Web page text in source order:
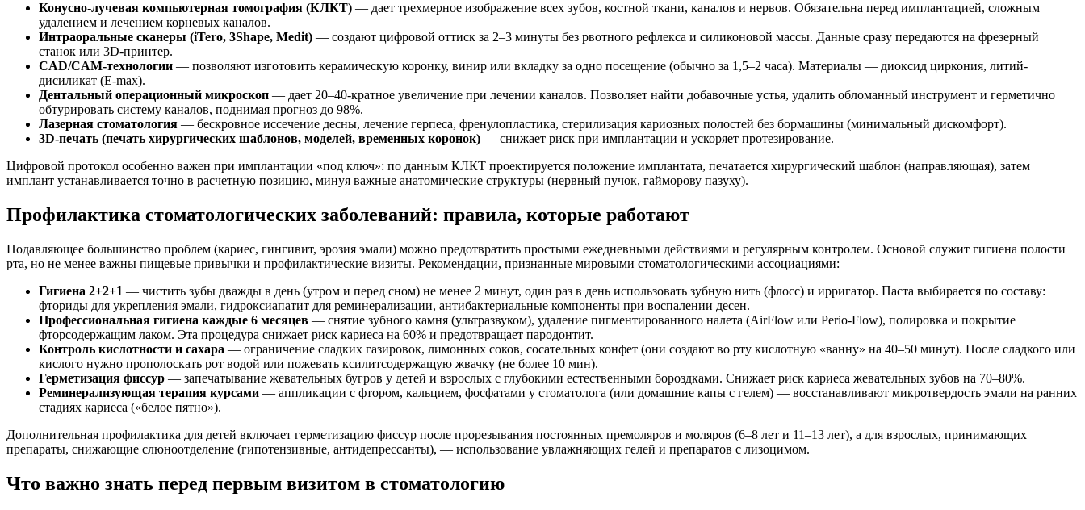
Конусно-лучевая компьютерная томография (КЛКТ) — дает трехмерное изображение всех зубов, костной ткани, каналов и нервов. Обязательна перед имплантацией, сложным
удалением и лечением корневых каналов.
Интраоральные сканеры (iTero, 3Shape, Medit) — создают цифровой оттиск за 2–3 минуты без рвотного рефлекса и силиконовой массы. Данные сразу передаются на фрезерный
станок или 3D-принтер.
CAD/CAM-технологии — позволяют изготовить керамическую коронку, винир или вкладку за одно посещение (обычно за 1,5–2 часа). Материалы — диоксид циркония, литий-
дисиликат (E-max).
Дентальный операционный микроскоп — дает 20–40-кратное увеличение при лечении каналов. Позволяет найти добавочные устья, удалить обломанный инструмент и герметично
обтурировать систему каналов, поднимая прогноз до 98%.
Лазерная стоматология — бескровное иссечение десны, лечение герпеса, френулопластика, стерилизация кариозных полостей без бормашины (минимальный дискомфорт).
3D-печать (печать хирургических шаблонов, моделей, временных коронок) — снижает риск при имплантации и ускоряет протезирование.
Цифровой протокол особенно важен при имплантации «под ключ»: по данным КЛКТ проектируется положение имплантата, печатается хирургический шаблон (направляющая), затем
имплант устанавливается точно в расчетную позицию, минуя важные анатомические структуры (нервный пучок, гайморову пазуху).
Профилактика стоматологических заболеваний: правила, которые работают
Подавляющее большинство проблем (кариес, гингивит, эрозия эмали) можно предотвратить простыми ежедневными действиями и регулярным контролем. Основой служит гигиена полости
рта, но не менее важны пищевые привычки и профилактические визиты. Рекомендации, признанные мировыми стоматологическими ассоциациями:
Гигиена 2+2+1 — чистить зубы дважды в день (утром и перед сном) не менее 2 минут, один раз в день использовать зубную нить (флосс) и ирригатор. Паста выбирается по составу:
фториды для укрепления эмали, гидроксиапатит для реминерализации, антибактериальные компоненты при воспалении десен.
Профессиональная гигиена каждые 6 месяцев — снятие зубного камня (ультразвуком), удаление пигментированного налета (AirFlow или Perio-Flow), полировка и покрытие
фторсодержащим лаком. Эта процедура снижает риск кариеса на 60% и предотвращает пародонтит.
Контроль кислотности и сахара — ограничение сладких газировок, лимонных соков, сосательных конфет (они создают во рту кислотную «ванну» на 40–50 минут). После сладкого или
кислого нужно прополоскать рот водой или пожевать ксилитсодержащую жвачку (не более 10 мин).
Герметизация фиссур — запечатывание жевательных бугров у детей и взрослых с глубокими естественными бороздками. Снижает риск кариеса жевательных зубов на 70–80%.
Реминерализующая терапия курсами — аппликации с фтором, кальцием, фосфатами у стоматолога (или домашние капы с гелем) — восстанавливают микротвердость эмали на ранних
стадиях кариеса («белое пятно»).
Дополнительная профилактика для детей включает герметизацию фиссур после прорезывания постоянных премоляров и моляров (6–8 лет и 11–13 лет), а для взрослых, принимающих
препараты, снижающие слюноотделение (гипотензивные, антидепрессанты), — использование увлажняющих гелей и препаратов с лизоцимом.
Что важно знать перед первым визитом в стоматологию